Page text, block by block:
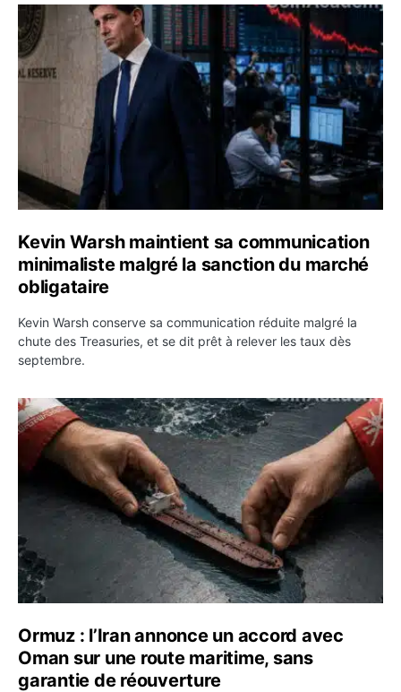
Kevin Warsh maintient sa communication minimaliste
Kevin Warsh maintient sa communication
minimaliste malgré la sanction du marché
obligataire
Kevin Warsh conserve sa communication réduite malgré la
chute des Treasuries, et se dit prêt à relever les taux dès
septembre.
Ormuz : l’Iran annonce un accord avec Oman sur une
Ormuz : l’Iran annonce un accord avec
Oman sur une route maritime, sans
garantie de réouverture